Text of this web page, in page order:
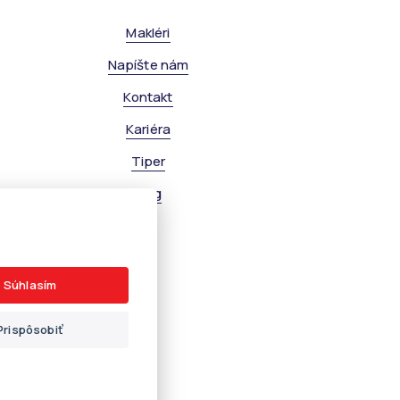
Makléri
Napíšte nám
Kontakt
Kariéra
Tiper
Blog
Súhlasím